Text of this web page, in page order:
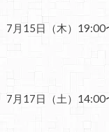
7月15日（木）19:00
7月17日（土）14:00